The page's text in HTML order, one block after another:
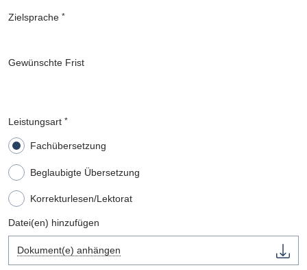
Zielsprache *
Gewünschte Frist
Leistungsart *
Fachübersetzung
Beglaubigte Übersetzung
Korrekturlesen/Lektorat
Datei(en) hinzufügen
Dokument(e) anhängen